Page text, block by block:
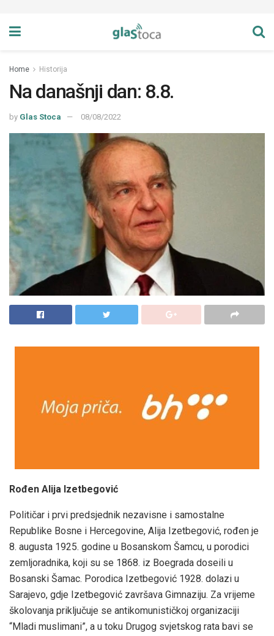
Home Historija
Na današnji dan: 8.8.
by Glas Stoca 08/08/2022
Rođen Alija Izetbegović
Političar i prvi predsjednik nezavisne i samostalne
Republike Bosne i Hercegovine, Alija Izetbegović, rođen je
8. augusta 1925. godine u Bosanskom Šamcu, u porodici
zemljoradnika, koji su se 1868. iz Boegrada doseili u
Bosanski Šamac. Porodica Izetbegović 1928. dolazi u
Sarajevo, gdje Izetbegović završava Gimnaziju. Za vrijeme
školovanja priključuje se antikomunističkoj organizaciji
“Mladi muslimani”, a u toku Drugog svjetskog rata bavi se